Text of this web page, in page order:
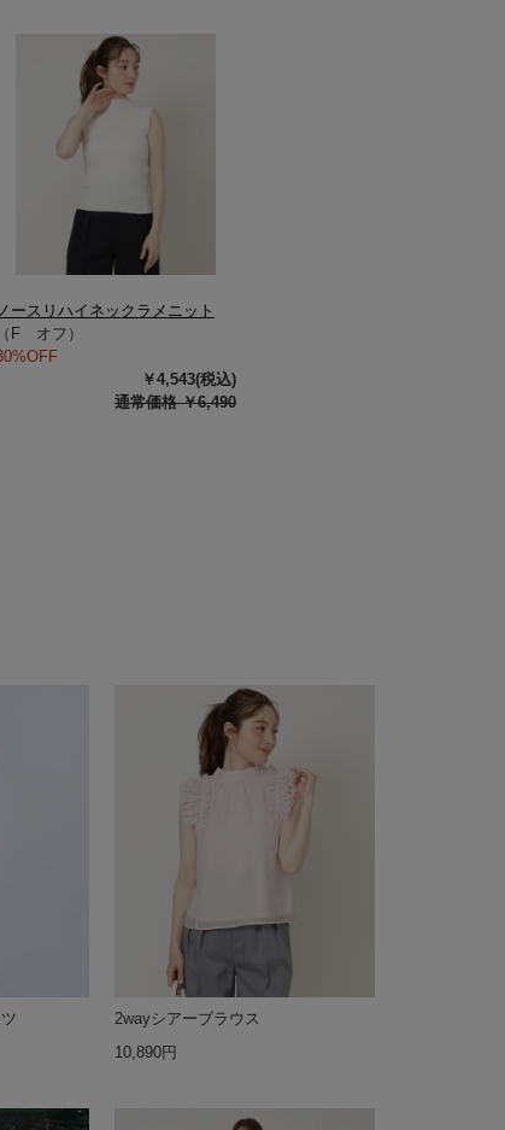
ノースリハイネックラメニット
（F オフ）
￥4,543(税込)
通常価格 ￥6,490
2wayシアーブラウス
10,890円